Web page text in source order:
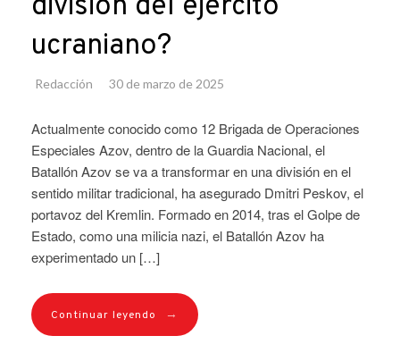
división del ejército
ucraniano?
Redacción 30 de marzo de 2025
Actualmente conocido como 12 Brigada de Operaciones
Especiales Azov, dentro de la Guardia Nacional, el
Batallón Azov se va a transformar en una división en el
sentido militar tradicional, ha asegurado Dmitri Peskov, el
portavoz del Kremlin. Formado en 2014, tras el Golpe de
Estado, como una milicia nazi, el Batallón Azov ha
experimentado un […]
Continuar leyendo →